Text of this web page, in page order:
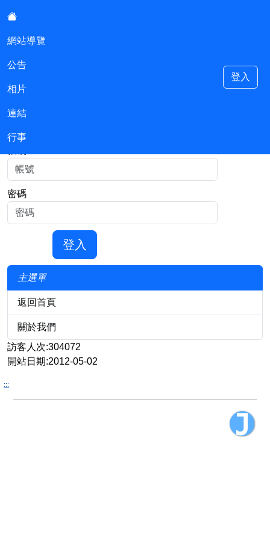
網站導覽
公告
相片
連結
行事
登入
登入
密碼
登入
主選單
返回首頁
關於我們
訪客人次:304072
開站日期:2012-05-02
:::